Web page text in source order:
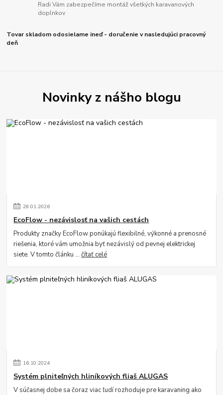
Radi Vám zabezpečíme montáž všetkých karavanových
doplnkov
Tovar skladom odosielame ineď - doručenie v nasledujúci pracovný
deň
Novinky z nášho blogu
28.01.2026
EcoFlow - nezávislosť na vašich cestách
Produkty značky EcoFlow ponúkajú flexibilné, výkonné a prenosné
riešenia, ktoré vám umožnia byť nezávislý od pevnej elektrickej
siete. V tomto článku ...čítať celé
16.10.2024
Systém plniteľných hliníkových fliaš ALUGAS
V súčasnej dobe sa čoraz viac ľudí rozhoduje pre karavaning ako